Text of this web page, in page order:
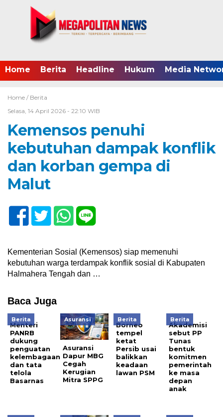
Home Berita Headline Hukum Media
Home / Berita
Selasa, 14 April 2026 - 22:10 WIB
Kemensos penuhi
kebutuhan dampak konflik
dan korban gempa di
Malut
Kementerian Sosial (Kemensos) siap memenuhi
kebutuhan warga terdampak konflik sosial di Kabupaten
Halmahera Tengah dan …
Baca Juga
Berita
Menteri
PANRB
dukung
penguatan
kelembagaan
dan tata
telola
Basarnas
Asuransi
Asuransi
Dapur MBG
Cegah
Kerugian
Mitra SPPG
Berita
Borneo
tempel
ketat
Persib usai
balikkan
keadaan
lawan PSM
Berita
Akademisi
sebut PP
Tunas
bentuk
komitmen
pemerintah
ke masa
depan
anak